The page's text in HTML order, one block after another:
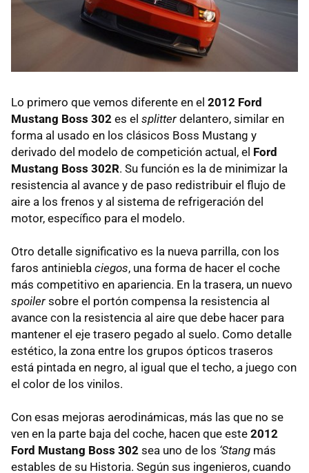
Lo primero que vemos diferente en el 2012 Ford
Mustang Boss 302 es el splitter delantero, similar en
forma al usado en los clásicos Boss Mustang y
derivado del modelo de competición actual, el Ford
Mustang Boss 302R. Su función es la de minimizar la
resistencia al avance y de paso redistribuir el flujo de
aire a los frenos y al sistema de refrigeración del
motor, específico para el modelo.
Otro detalle significativo es la nueva parrilla, con los
faros antiniebla ciegos, una forma de hacer el coche
más competitivo en apariencia. En la trasera, un nuevo
spoiler sobre el portón compensa la resistencia al
avance con la resistencia al aire que debe hacer para
mantener el eje trasero pegado al suelo. Como detalle
estético, la zona entre los grupos ópticos traseros
está pintada en negro, al igual que el techo, a juego con
el color de los vinilos.
Con esas mejoras aerodinámicas, más las que no se
ven en la parte baja del coche, hacen que este 2012
Ford Mustang Boss 302 sea uno de los ‘Stang más
estables de su Historia. Según sus ingenieros, cuando